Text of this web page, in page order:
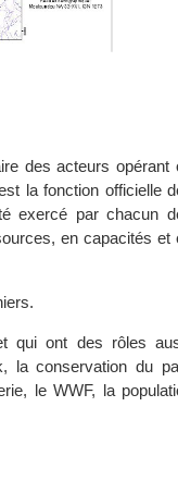
des acteurs opérant
la fonction officielle
exercé par chacun
en capacités et
qui ont des rôles
la conservation du
le WWF, la